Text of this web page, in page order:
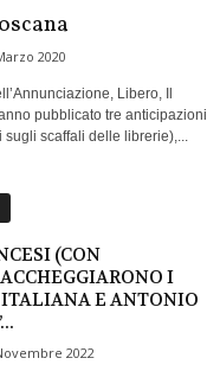
2020
Libero, Il
pubblicato tre anticipazioni
scaffali delle librerie),...
(CON
I
ITALIANA E ANTONIO
2022